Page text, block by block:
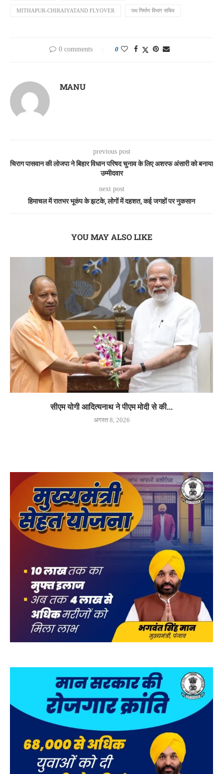
MITHAPUR-CHIRAIYATAND FLYOVER पथ निर्माण विभाग सचिव
0 comments 0
MANU
previous post
चिराग पासवान की लोजपा ने बिहार विधान परिषद चुनाव के लिए अशरफ अंसारी को बनाया
उम्मीदवार
next post
हिमाचल में रातभर भूकंप के झटके, लोगों में दहशत, कई जगहों पर नुकसान
YOU MAY ALSO LIKE
सीएम योगी आदित्यनाथ ने पीएम मोदी से की...
अगस्त 8, 2026